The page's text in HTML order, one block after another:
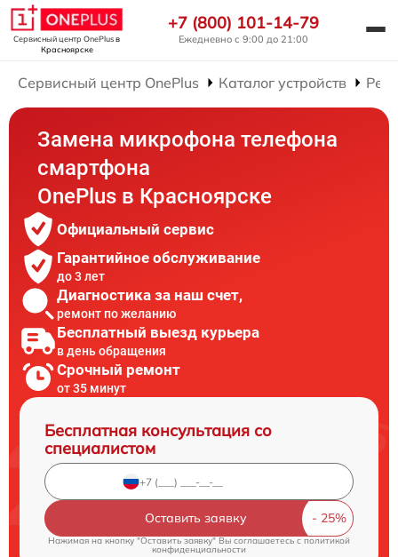
Сервисный центр OnePlusв
Красноярске
+7 (800) 101-14-79
Ежедневно с 9:00 до 21:00
Сервисный центр OnePlus Каталог устройств
Замена микрофона телефона
смартфона
OnePlus в Красноярске
Официальный сервис
Гарантийное обслуживание
до 3 лет
Диагностика за наш счет,
ремонт по желанию
Бесплатный выезд курьера
в день обращения
Срочный ремонт
от 35 минут
Бесплатная консультация со
специалистом
Оставить заявку
Нажимая на кнопку "Оставить заявку" Вы соглашаетесь c политикой
конфиденциальности